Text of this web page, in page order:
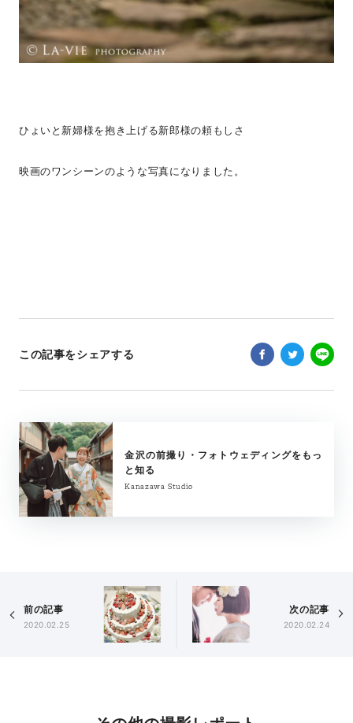
ひょいと新婦様を抱き上げる新郎様の頼もしさ
映画のワンシーンのような写真になりました。
この記事をシェアする
金沢の前撮り・フォトウェディングをもっ
と知る
Kanazawa Studio
前の記事
2020.02.25
次の記事
2020.02.24